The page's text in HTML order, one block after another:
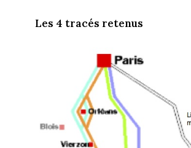
Les 4 tracés retenus